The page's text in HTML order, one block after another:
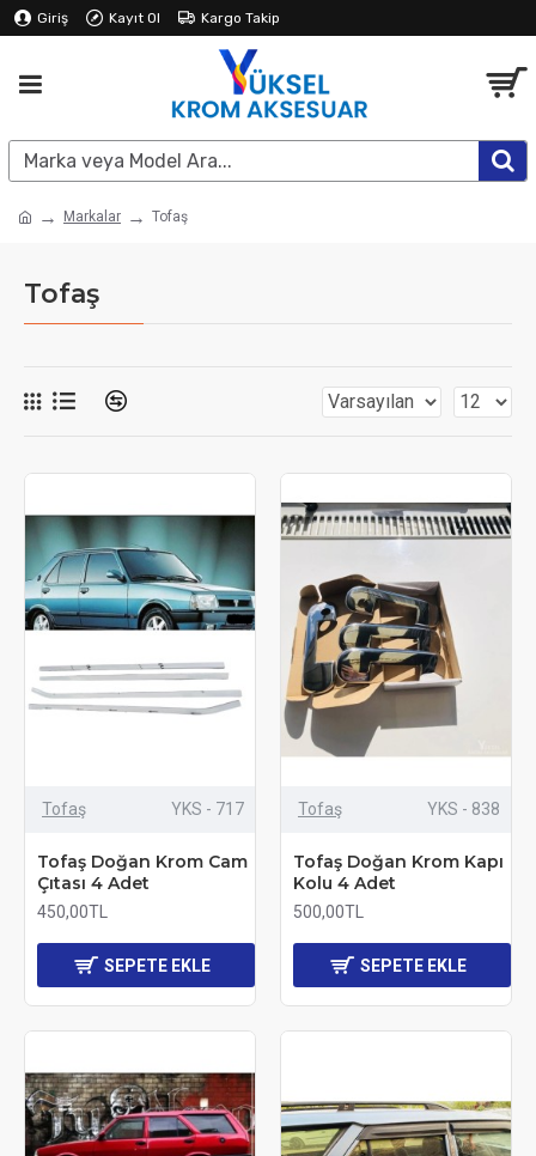
Giriş Kayıt Ol Kargo Takip
Markalar Tofaş
Tofaş
Tofaş YKS - 717
Tofaş Doğan Krom Cam
Çıtası 4 Adet
450,00TL
SEPETE EKLE
Tofaş YKS - 838
Tofaş Doğan Krom Kapı
Kolu 4 Adet
500,00TL
SEPETE EKLE